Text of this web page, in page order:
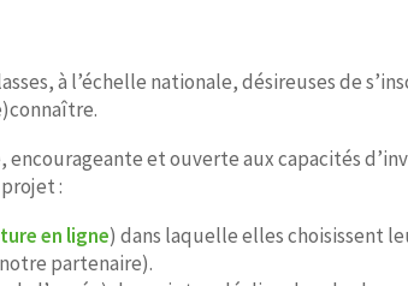
à l’échelle nationale, désireuses de
et ouverte aux capacités
:
en ligne) dans laquelle elles choisissent
partenaire).